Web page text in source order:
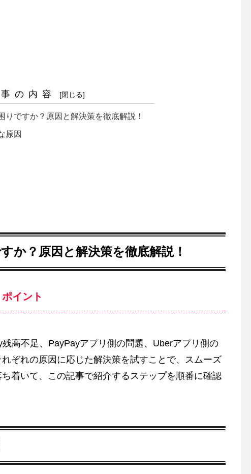
の内容
りですか？原因と解決策を徹底解説！
原因
か？原因と解決策を徹底解説！
ポイント
高不足、PayPayアプリ側の問題、Uberアプリ側の
ぞれの原因に応じた解決策を試すことで、スムーズ
着いて、この記事で紹介するステップを順番に確認